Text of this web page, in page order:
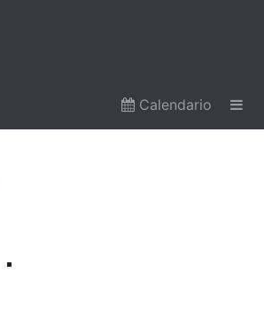
Calendario